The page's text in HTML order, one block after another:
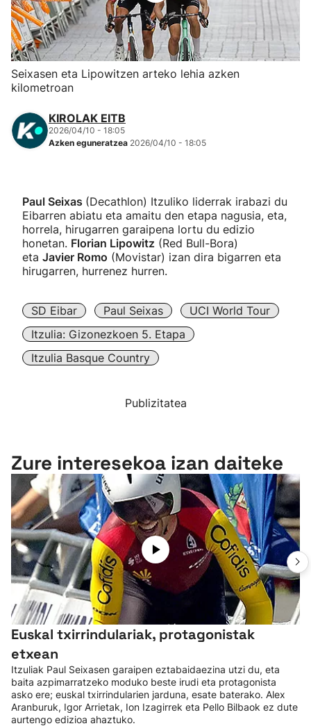
Herri-kirolak
Eskubaloia
Atletismoa
Kirol gehiago
"Helmuga"
Seixasen eta Lipowitzen arteko lehia azken
kilometroan
KIROLAK EITB
2026/04/10 - 18:05
Azken eguneratzea 2026/04/10 - 18:05
Paul Seixas (Decathlon) Itzuliko liderrak irabazi du
Eibarren abiatu eta amaitu den etapa nagusia, eta,
horrela, hirugarren garaipena lortu du edizio
honetan. Florian Lipowitz (Red Bull-Bora)
eta Javier Romo (Movistar) izan dira bigarren eta
hirugarren, hurrenez hurren.
SD Eibar Paul Seixas
UCI World Tour
Itzulia: Gizonezkoen 5. Etapa
Itzulia Basque Country
Publizitatea
Zure interesekoa izan daiteke
Euskal txirrindulariak, protagonistak
etxean
Itzuliak Paul Seixasen garaipen eztabaidaezina utzi du, eta
baita azpimarratzeko moduko beste irudi eta protagonista
asko ere; euskal txirrindularien jarduna, esate baterako. Alex
Aranburuk, Igor Arrietak, Ion Izagirrek eta Pello Bilbaok ez dute
aurtengo edizioa ahaztuko.